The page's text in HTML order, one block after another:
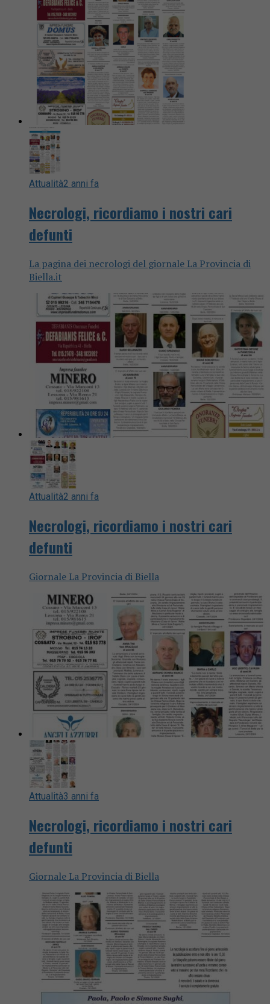
Attualità2 anni fa
Necrologi, ricordiamo i nostri cari
defunti
La pagina dei necrologi del giornale La Provincia di
Biella.it
Attualità2 anni fa
Necrologi, ricordiamo i nostri cari
defunti
Giornale La Provincia di Biella
Attualità3 anni fa
Necrologi, ricordiamo i nostri cari
defunti
Giornale La Provincia di Biella